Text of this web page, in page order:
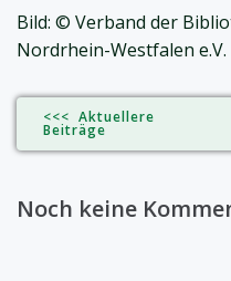
Bild: © Verband der
Nordrhein-Westfalen e.V.
<<< Aktuellere
Beiträge
Noch keine